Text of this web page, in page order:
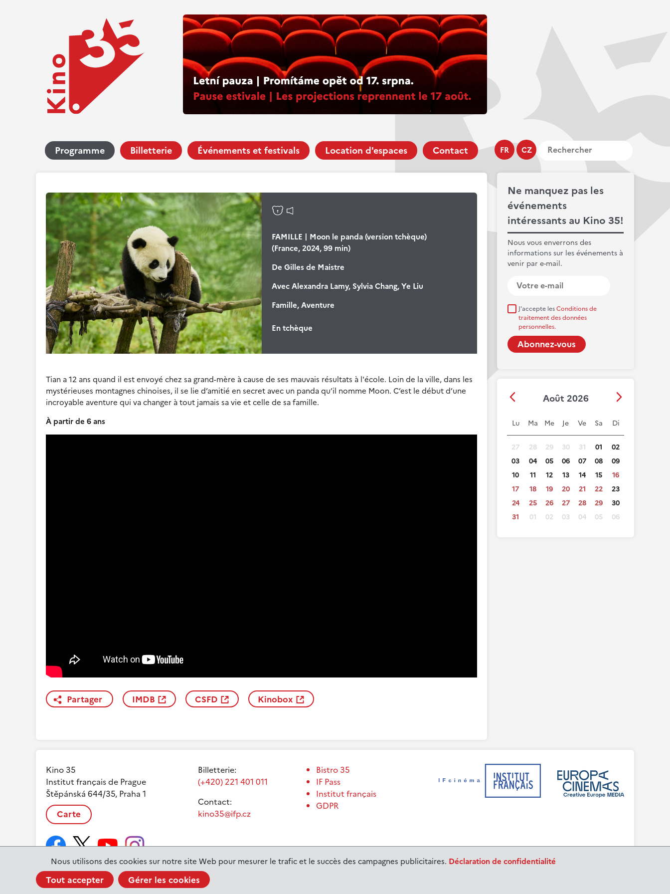
Nous utilisons des cookies sur notre site Web pour mesurer le trafic et le succès des campagnes publicitaires. Déclaration de confidentialité
Tout accepter Gérer les cookies
FR CZ
Programme Billetterie Événements et festivals Location d'espaces Contact
Ne manquez pas les
événements
intéressants au Kino 35!
Nous vous enverrons des
informations sur les événements à
venir par e-mail.
J'accepte lesConditions de
traitement des données
personnelles.
Août 2026
Lu Ma Me Je Ve Sa Di
27 28 29 30 31 01
02
03
04 05 06 07 08
09
10
11 12 13 14 15
16
17
18 19 20 21 22
23
24
25 26 27 28 29
30
31
01 02 03 04 05 06
FAMILLE | Moon le panda (version tchèque)
(France, 2024, 99 min)
De Gilles de Maistre
AvecAlexandra Lamy, Sylvia Chang, Ye Liu
Famille, Aventure
En tchèque
Tian a 12 ans quand il est envoyé chez sa grand-mère à cause de ses mauvais résultats à l'école. Loin de la ville, dans les
mystérieuses montagnes chinoises, il se lie d’amitié en secret avec un panda qu’il nomme Moon. C’est le début d’une
incroyable aventure qui va changer à tout jamais sa vie et celle de sa famille.
À partir de 6 ans
Partager IMDB CSFD Kinobox
Kino 35
Institut français de Prague
Štěpánská 644/35, Praha 1
Carte
Billetterie:
(+420) 221 401 011
Contact:
kino35@ifp.cz
Bistro 35
IF Pass
Institut français
GDPR
© 2023 Institut français de Prague |www.ifp.cz